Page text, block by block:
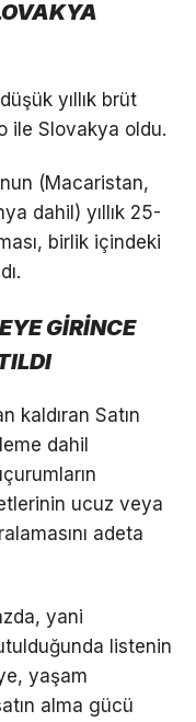
yıllık brüt
ile Slovakya oldu.
(Macaristan,
dahil) yıllık 25-
birlik içindeki
GİRİNCE
kaldıran Satın
dahil
ucuz veya
adeta
yani
listenin
yaşam
alma gücü